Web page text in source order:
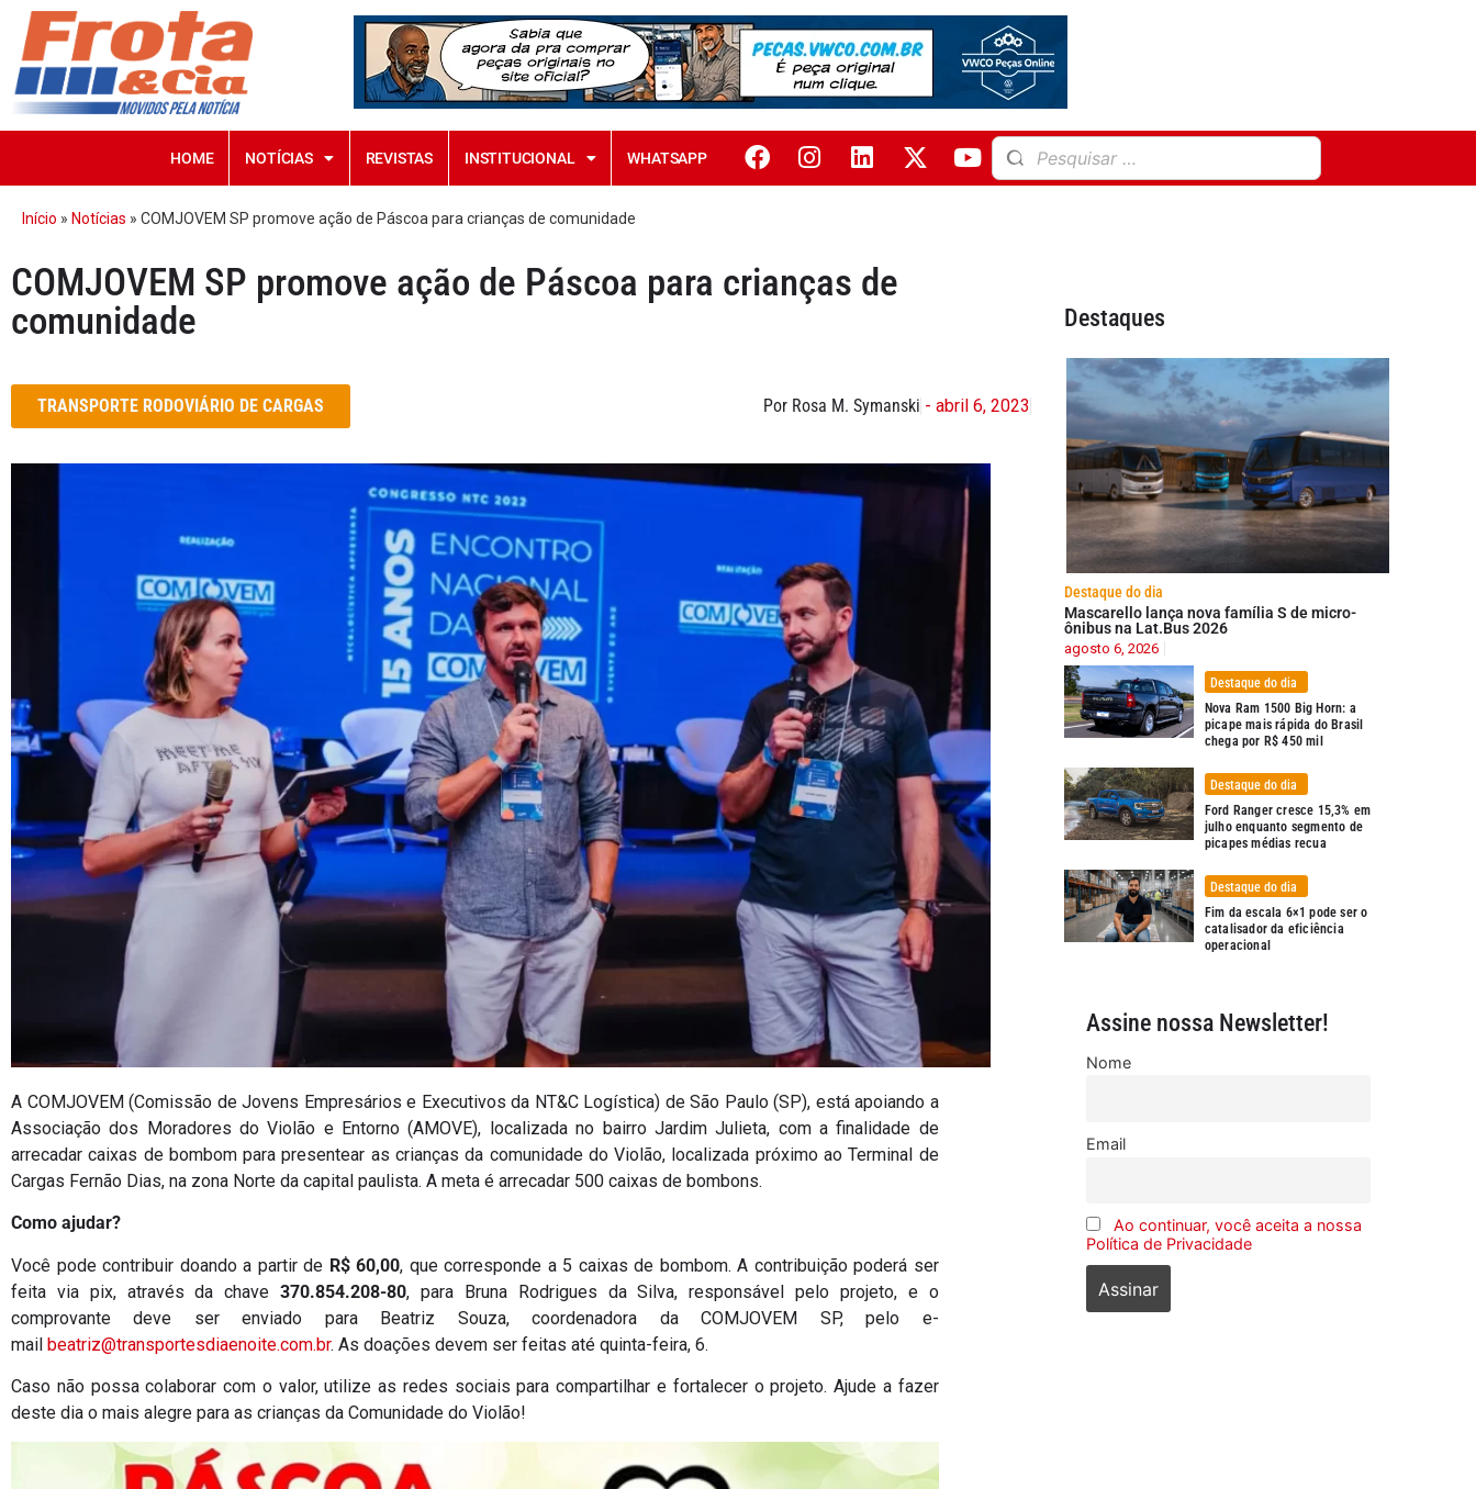
HOME NOTÍCIAS REVISTAS INSTITUCIONAL WHATSAPP
Início » Notícias » COMJOVEM SP promove ação de Páscoa para crianças de comunidade
COMJOVEM SP promove ação de Páscoa para crianças de
comunidade
TRANSPORTE RODOVIÁRIO DE CARGAS Por Rosa M. Symanski - abril 6, 2023
A COMJOVEM (Comissão de Jovens Empresários e Executivos da NT&C Logística) de São Paulo (SP), está apoiando a
Associação dos Moradores do Violão e Entorno (AMOVE), localizada no bairro Jardim Julieta, com a finalidade de
arrecadar caixas de bombom para presentear as crianças da comunidade do Violão, localizada próximo ao Terminal de
Cargas Fernão Dias, na zona Norte da capital paulista. A meta é arrecadar 500 caixas de bombons.
Como ajudar?
Você pode contribuir doando a partir de R$ 60,00, que corresponde a 5 caixas de bombom. A contribuição poderá ser
feita via pix, através da chave370.854.208-80, para Bruna Rodrigues da Silva, responsável pelo projeto, e o
comprovante deve ser enviado para Beatriz Souza, coordenadora da COMJOVEM SP, pelo e-
mail beatriz@transportesdiaenoite.com.br. As doações devem ser feitas até quinta-feira, 6.
Caso não possa colaborar com o valor, utilize as redes sociais para compartilhar e fortalecer o projeto. Ajude a fazer
deste dia o mais alegre para as crianças da Comunidade do Violão!
Destaques
Destaque do dia
Mascarello lança nova família S de micro-
ônibus na Lat.Bus 2026
agosto 6, 2026
Destaque do dia
Nova Ram 1500 Big Horn: a
picape mais rápida do Brasil
chega por R$ 450 mil
Destaque do dia
Ford Ranger cresce 15,3% em
julho enquanto segmento de
picapes médias recua
Destaque do dia
Fim da escala 6×1 pode ser o
catalisador da eficiência
operacional
Assine nossa Newsletter!
Nome
Email
Ao continuar, você aceita a nossa
Política de Privacidade